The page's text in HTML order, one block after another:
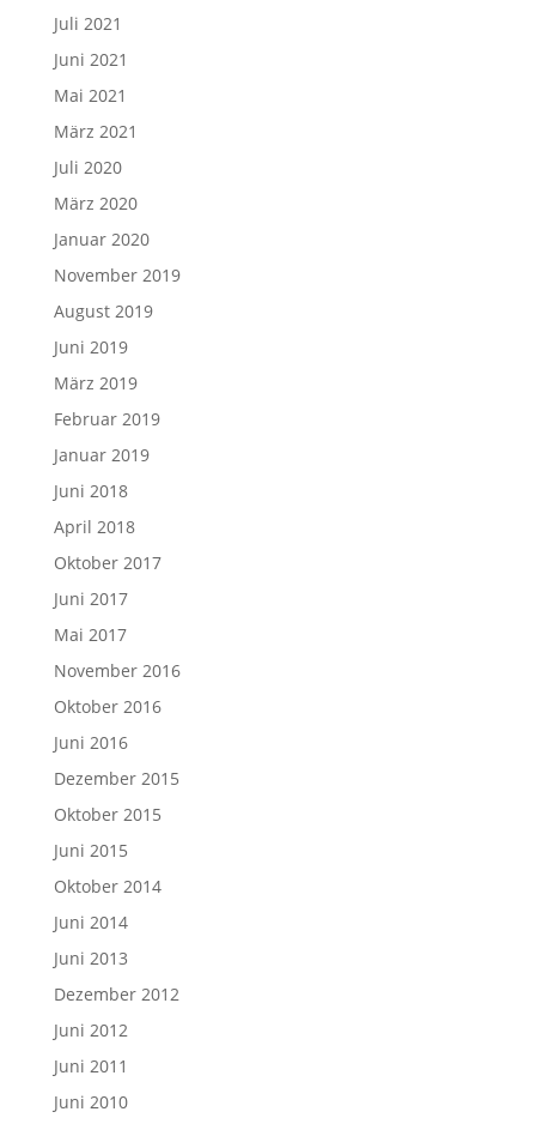
Juli 2021
Juni 2021
Mai 2021
März 2021
Juli 2020
März 2020
Januar 2020
November 2019
August 2019
Juni 2019
März 2019
Februar 2019
Januar 2019
Juni 2018
April 2018
Oktober 2017
Juni 2017
Mai 2017
November 2016
Oktober 2016
Juni 2016
Dezember 2015
Oktober 2015
Juni 2015
Oktober 2014
Juni 2014
Juni 2013
Dezember 2012
Juni 2012
Juni 2011
Juni 2010